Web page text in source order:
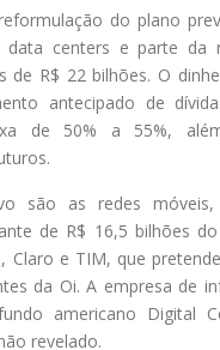
do plano
data centers e parte da
de R$ 22 bilhões. O
antecipado de
de 50% a 55%,
são as redes
de R$ 16,5 bilhões
Claro e TIM, que
da Oi. A empresa de
americano Digital
revelado.